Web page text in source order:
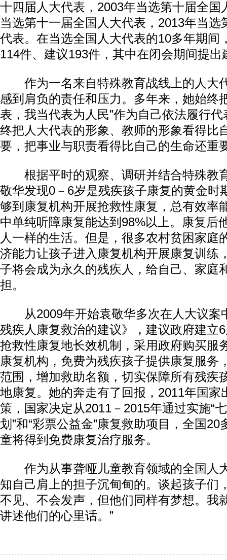
十四届人大代表，2003年当选第十届全国
当选第十一届全国人大代表，2013年当选
代表。在当选全国人大代表的10多年期间
114件、建议193件，其中在闭会期间提出
作为一名来自特殊教育战线上的人大
感到肩负的责任和压力。多年来，她始终
表，我当代表为人民”作为自己依法履行
终把人大代表的形象、教师的形象看得比
要，把事业与职责看得比自己的生命还重
根据平时的观察、调研并结合特殊教
敬华发现0－6岁是残疾孩子康复的黄金时
够到康复机构开展抢救性康复，总有效率
中单纯听障康复能达到98%以上。康复后
人一样的生活。但是，很多农村贫困家庭
济能力让孩子进入康复机构开展康复训练
子将会成为永久的残疾人，给自己、家庭
担。
从2009年开始袁敬华多次在人大议案
残疾人康复救治的建议》，建议政府建立
抢救性康复地长效机制，采用政府购买服
康复机构，免费为残疾孩子提供康复服务
范围，增加救助名额，切实保障所有残疾
地康复。她的奔走有了回报，2011年国家
策，国家决定从2011－2015年通过实施“
划”和“彩票公益金”康复救助项目，全国
童将得到免费康复治疗服务。
作为从事聋哑儿童教育领域的全国人
知自己肩上的担子沉甸甸的。谈起孩子们
不见、不会发声，但他们同样有梦想。我
讲述他们的心里话。”